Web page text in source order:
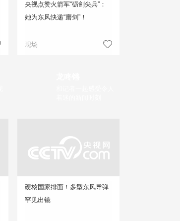
央视点赞火箭军“砺剑尖兵”：
她为东风快递“磨剑”！
现场
硬核国家排面！多型东风导弹
罕见出镜